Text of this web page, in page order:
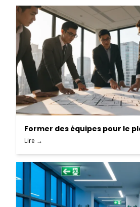
Former des équipes pour le
Lire →